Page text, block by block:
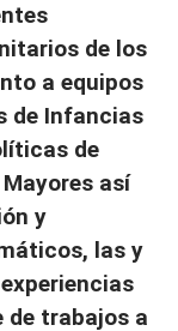
de los
a equipos
de Infancias
de
así
y
las y
de trabajos a